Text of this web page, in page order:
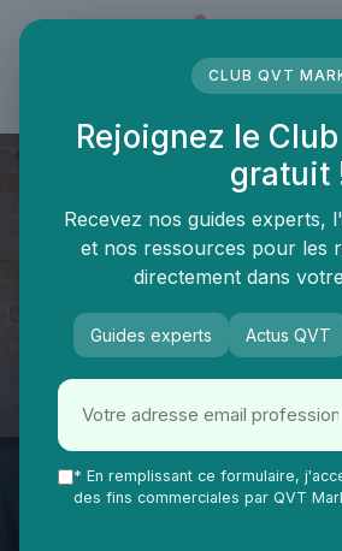
QVT Market
Semaine de la
travail 2024 :
CLUB QVT
Rejoignez le
gratuit
Recevez nos guides experts,
et nos ressources pour les
directement dans
Guides experts Actus QVT
* En remplissant ce formulaire,
des fins commerciales par QVT
Panneau de gestion des cookies